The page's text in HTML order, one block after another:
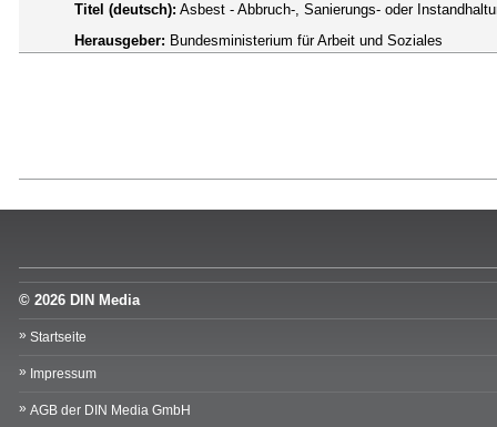
Titel (deutsch): Asbest - Abbruch-, Sanierungs- oder
Herausgeber: Bundesministerium für Arbeit und Soziales
© 2026 DIN Media
Startseite
Impressum
AGB der DIN Media GmbH